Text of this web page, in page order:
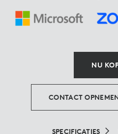
NU
CONTACT
SPECIFICATIES